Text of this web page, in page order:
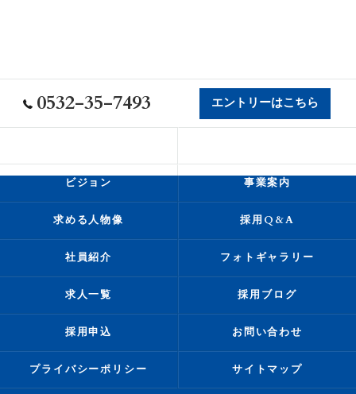
0532-35-7493 エントリーはこちら
ビジョン 事業案内
求める人物像 採用Q&A
社員紹介 フォトギャラリー
求人一覧 採用ブログ
採用申込 お問い合わせ
プライバシーポリシー サイトマップ